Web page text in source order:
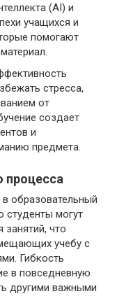
(AI) и
учащихся и
помогают
стресса,
от
создает
и
предмета.
процесса
в образовательный
студенты могут
что
учебу с
Гибкость
в повседневную
другими важными